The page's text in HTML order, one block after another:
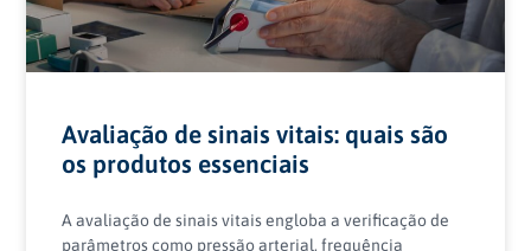
Avaliação de sinais vitais: quais são
os produtos essenciais
A avaliação de sinais vitais engloba a verificação de
parâmetros como pressão arterial, frequência